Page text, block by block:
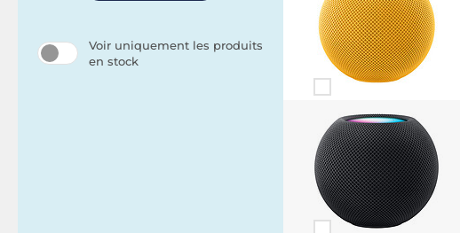
Voir uniquement les produits
en stock